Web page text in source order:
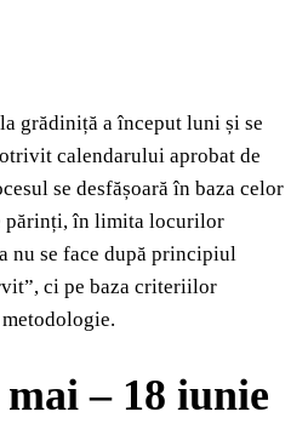
grădiniță a început luni și se
calendarului aprobat de
se desfășoară în baza celor
părinți, în limita locurilor
nu se face după principiul
ci pe baza criteriilor
– 18 iunie